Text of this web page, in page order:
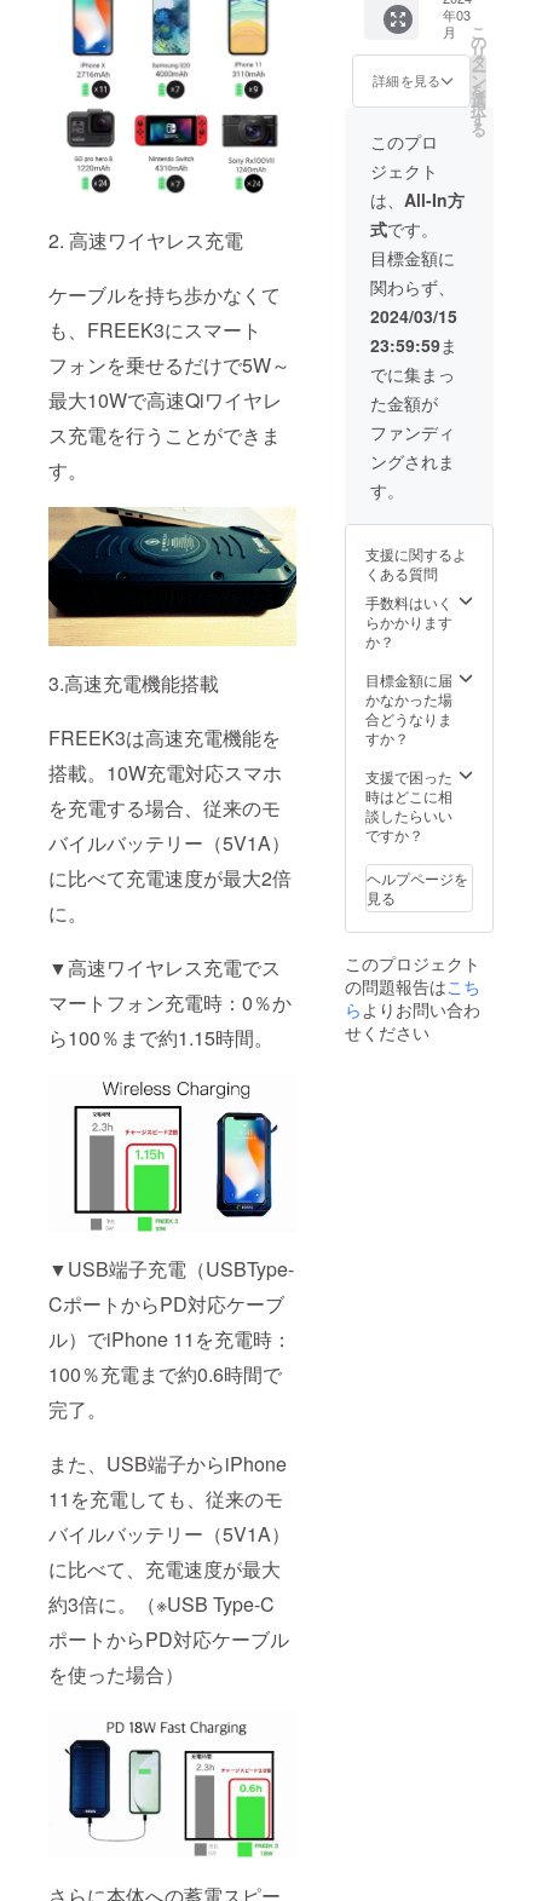
2. 高速ワイヤレス充電
ケーブルを持ち歩かなくて
も、FREEK3にスマート
フォンを乗せるだけで5W～
最大10Wで高速Qiワイヤレ
ス充電を行うことができま
す。
3.高速充電機能搭載
FREEK3は高速充電機能を
搭載。10W充電対応スマホ
を充電する場合、従来のモ
バイルバッテリー（5V1A）
に比べて充電速度が最大2倍
に。
▼高速ワイヤレス充電でス
マートフォン充電時：0％か
ら100％まで約1.15時間。
▼USB端子充電（USBType-
CポートからPD対応ケーブ
ル）でiPhone 11を充電時：
100％充電まで約0.6時間で
完了。
また、USB端子からiPhone
11を充電しても、従来のモ
バイルバッテリー（5V1A）
に比べて、充電速度が最大
約3倍に。（※USB Type-C
ポートからPD対応ケーブル
を使った場合）
込） 内
容： ・
FREEK
3（本
体） ・
マニュ
アル ・
MicroU
SBケー
ブル ・
箱 ・希
望小売
価格
17800
円 ・
サイズ/
重量
840g
・カ
ラー展
開 ブ
ラック
・使
用方
注意事
の近く
に、置
かない
でくだ
さい。
扱説明
書 日
本語説
明書
証期
間 １
２ヶ月
年03
月
詳細を見る
こ
の
リ
タ
ー
ン
を
選
択
す
る
このプロ
ジェクト
は、 All-In方
式です。
目標金額に
関わらず、
2024/03/15
23:59:59ま
でに集まっ
た金額が
ファンディ
ングされま
す。
支援に関するよ
くある質問
手数料はいく
らかかります
か？
目標金額に届
かなかった場
合どうなりま
すか？
支援で困った
時はどこに相
談したらいい
ですか？
ヘルプページを
見る
このプロジェクト
の問題報告はこち
ら よりお問い合わ
せください